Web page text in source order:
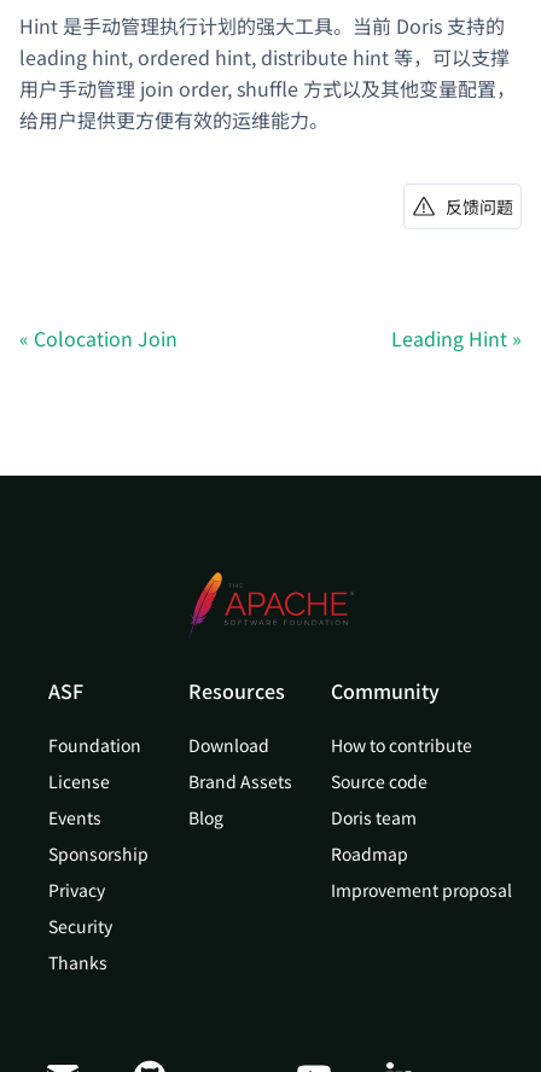
Hint 是手动管理执行计划的强大工具。当前 Doris 支持的
leading hint, ordered hint, distribute hint 等，可以支撑
用户手动管理 join order, shuffle 方式以及其他变量配置，
给用户提供更方便有效的运维能力。
反馈问题
Colocation Join Leading Hint
ASF
Foundation
License
Events
Sponsorship
Privacy
Security
Thanks
Resources
Download
Brand Assets
Blog
Community
How to contribute
Source code
Doris team
Roadmap
Improvement proposal